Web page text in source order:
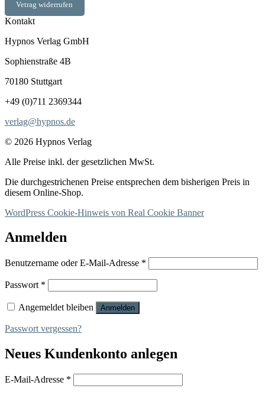
Vetrag widerrufen
Kontakt
Hypnos Verlag GmbH
Sophienstraße 4B
70180 Stuttgart
+49 (0)711 2369344
verlag@hypnos.de
© 2026 Hypnos Verlag
Alle Preise inkl. der gesetzlichen MwSt.
Die durchgestrichenen Preise entsprechen dem bisherigen Preis in
diesem Online-Shop.
WordPress Cookie-Hinweis von Real Cookie Banner
Anmelden
Benutzername oder E-Mail-Adresse *
Passwort *
Angemeldet bleiben Anmelden
Passwort vergessen?
Neues Kundenkonto anlegen
E-Mail-Adresse *